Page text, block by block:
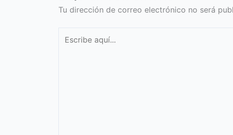
Tu dirección de correo electrónico no será
aquí...